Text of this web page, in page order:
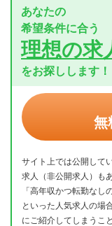
あなたの
希望条件に合う
理想の求
をお探しします！
無
サイト上では公開して
求人（非公開求人）も
「高年収かつ転勤なし
といった人気求人の場
にご紹介してしまうこ